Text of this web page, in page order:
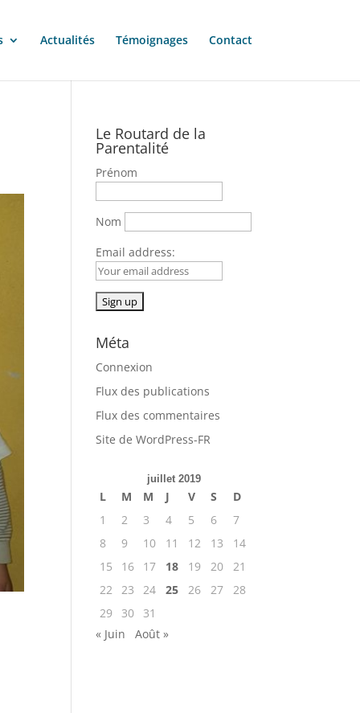
Actualités Témoignages Contact
Le Routard de la
Parentalité
Prénom
Nom
Email address:
Méta
Connexion
Flux des publications
Flux des commentaires
Site de WordPress-FR
juillet 2019
L M M J V S
D
1
2 3 4 5 6
7
8
9 10 11 12 13
14
15
16 17 18 19 20
21
22
23 24 25 26 27
28
29
30
31
« Juin
Août »